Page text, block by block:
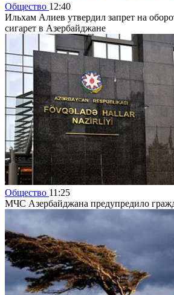
Общество 12:40
Ильхам Алиев утвердил запрет на
сигарет в Азербайджане
Общество 11:25
МЧС Азербайджана предупредило